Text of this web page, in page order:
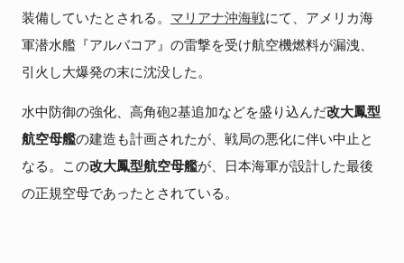
装備していたとされる。 マリアナ沖海戦にて、アメリカ海
軍潜水艦『アルバコア』の雷撃を受け航空機燃料が漏洩、
引火し大爆発の末に沈没した。
水中防御の強化、高角砲2基追加などを盛り込んだ改大鳳型
航空母艦の建造も計画されたが、戦局の悪化に伴い中止と
なる。この改大鳳型航空母艦が、日本海軍が設計した最後
の正規空母であったとされている。